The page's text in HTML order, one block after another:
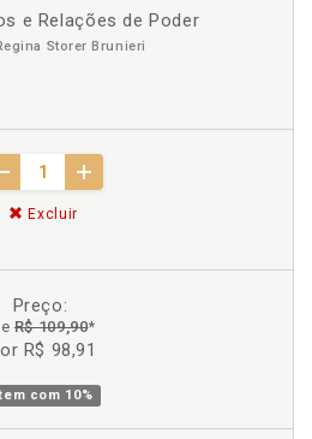
e Relações de Poder
Storer Brunieri
Excluir
Preço:
R$ 109,90*
R$ 98,91
com 10%